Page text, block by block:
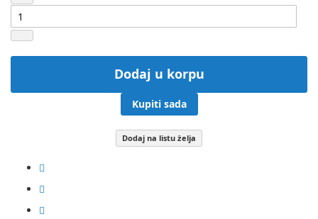
Dodaj u korpu
Kupiti sada
Dodaj na listu želja